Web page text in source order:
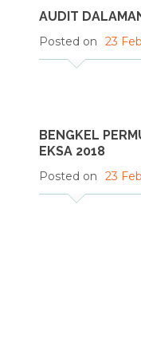
AUDIT
Posted on 23
BENGKEL
EKSA 2018
Posted on 23